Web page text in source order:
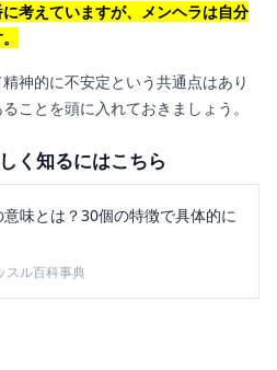
考えていますが、メンヘラは自分
神的に不安定という共通点はあり
ことを頭に入れておきましょう。
く知るにはこちら
意味とは？30個の特徴で具体的に
スル百科事典